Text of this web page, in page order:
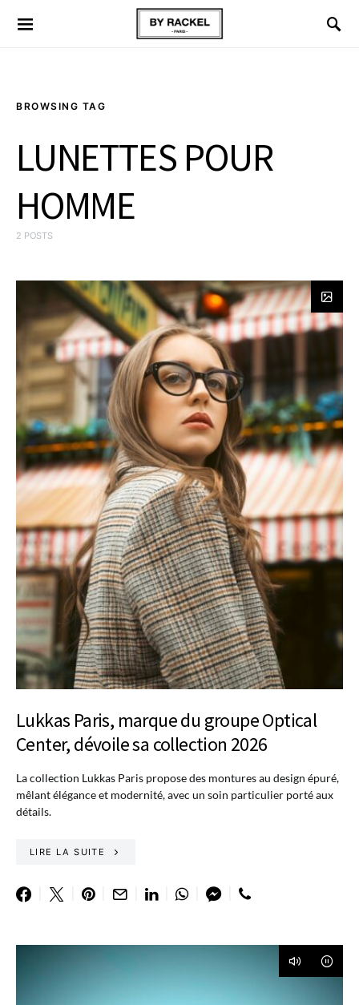
BROWSING TAG
LUNETTES POUR
HOMME
2 POSTS
Lukkas Paris, marque du groupe Optical
Center, dévoile sa collection 2026
La collection Lukkas Paris propose des montures au design épuré,
mêlant élégance et modernité, avec un soin particulier porté aux
détails.
LIRE LA SUITE